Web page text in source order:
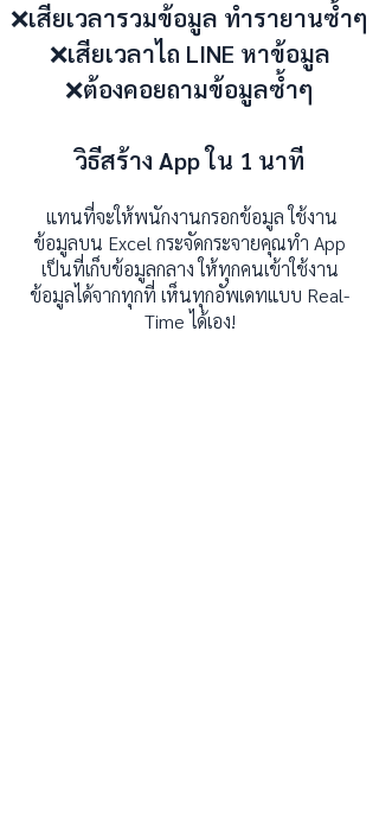
❌เสียเวลารวมข้อมูล ทำรายานซ้ำๆ
❌เสียเวลาไถ LINE หาข้อมูล
❌ต้องคอยถามข้อมูลซ้ำๆ
วิธีสร้าง App ใน 1 นาที
แทนที่จะให้พนักงานกรอกข้อมูล ใช้งาน
ข้อมูลบน Excel กระจัดกระจายคุณทำ App
เป็นที่เก็บข้อมูลกลาง ให้ทุกคนเข้าใช้งาน
ข้อมูลได้จากทุกที่ เห็นทุกอัพเดทแบบ Real-
Time ได้เอง!